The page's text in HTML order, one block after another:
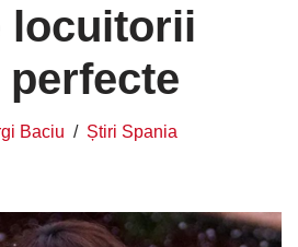
locuitorii
Baciu Știri Spania